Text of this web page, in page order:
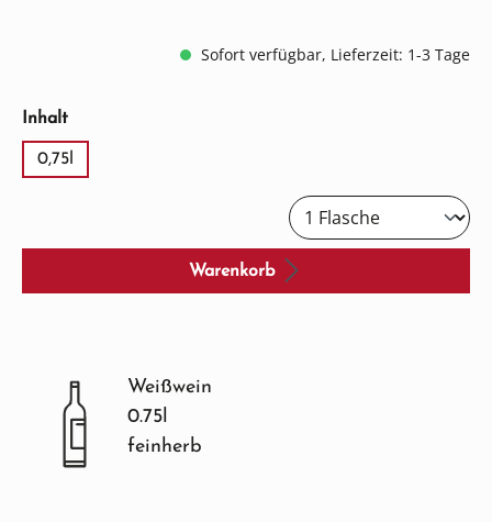
Sofort verfügbar, Lieferzeit: 1-3 Tage
Inhaltauswählen
0,75l
Warenkorb
Weißwein
0.75l
feinherb